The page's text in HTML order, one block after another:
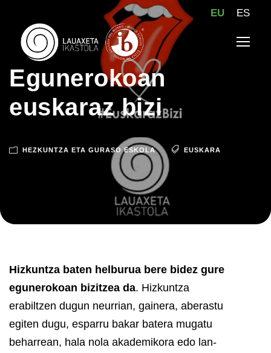
EU ES
Egunerokoan
euskaraz bizi
HEZKUNTZA ETA GURASO ESKOLA EUSKARA
Hizkuntza baten helburua bere bidez gure
egunerokoan bizitzea da. Hizkuntza
erabiltzen dugun neurrian, gainera, aberastu
egiten dugu, esparru bakar batera mugatu
beharrean, hala nola akademikora edo lan-